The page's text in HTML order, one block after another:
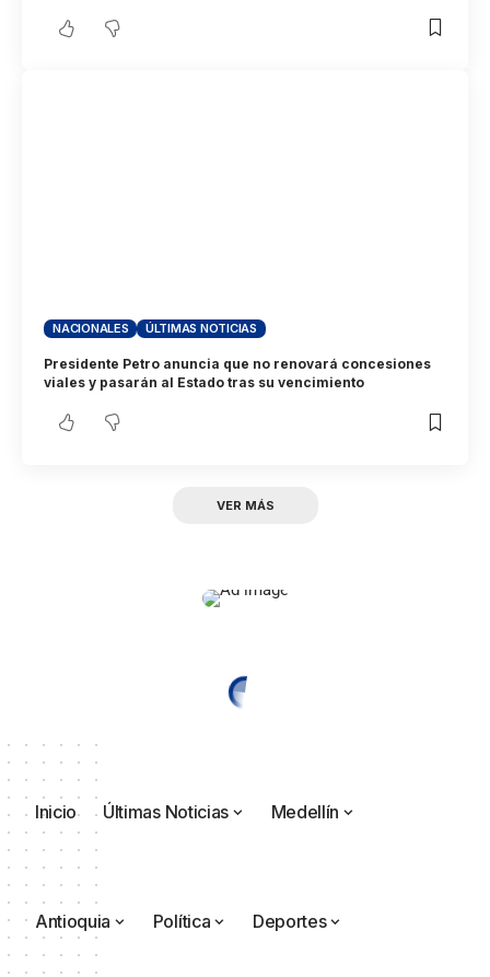
NACIONALES ÚLTIMAS NOTICIAS
Presidente Petro anuncia que no renovará concesiones
viales y pasarán al Estado tras su vencimiento
VER MÁS
Inicio Últimas Noticias Medellín
Antioquia Política Deportes